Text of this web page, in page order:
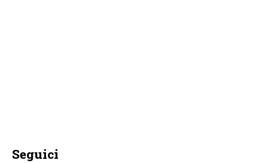
Seguici